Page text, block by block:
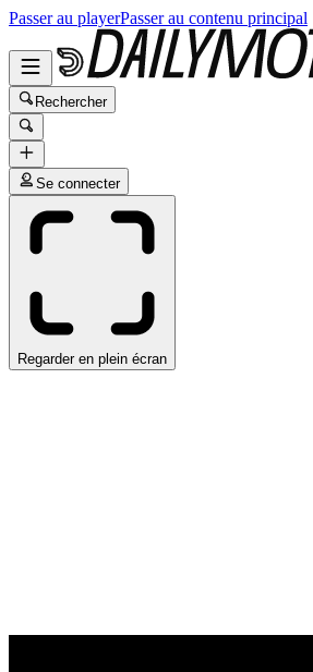
Passer au playerPasser au contenu principal
Rechercher
Se connecter
Regarder en plein écran